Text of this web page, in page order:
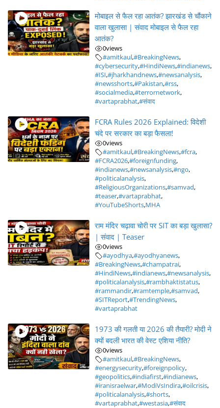
मोबाइल से फैल रहा आतंक? झारखंड से चौंकाने
वाला खुलासा | संवाद मोबाइल से फैल रहा
आतंक?
0views
#amitkaul,#BreakingNews,
#cybersecurity,#HindiNews,#indianews,
#ISI,#jharkhandnews,#newsanalysis,
#newsshorts,#Pakistan,#rss,
#socialmedia,#terrornetwork,
#vartaprabhat,#संवाद
FCRA Rules 2026 Explained: विदेशी
चंदे पर सरकार का बड़ा फैसला!
0views
#amitkaul,#BreakingNews,#fcra,
#FCRA2026,#foreignfunding,
#indianews,#newsanalysis,#ngo,
#politicalanalysis,
#ReligiousOrganizations,#samvad,
#teaser,#vartaprabhat,
#YouTubeShorts,MHA
राम मंदिर चढ़ावा चोरी पर SIT का बड़ा खुलासा?
| संवाद | Teaser
0views
#ayodhya,#ayodhyanews,
#BreakingNews,#champatrai,
#HindiNews,#indianews,#newsanalysis,
#politicalanalysis,#rambhaktistatus,
#rammandir,#ramtemple,#samvad,
#SITReport,#TrendingNews,
#vartaprabhat
1973 की गलती या 2026 की तैयारी? मोदी ने
क्यों बदली भारत की वेस्ट एशिया नीति?
0views
#amitkaul,#BreakingNews,
#energysecurity,#foreignpolicy,
#geopolitics,#indiafirst,#indianews,
#iranisraelwar,#ModiVsIndira,#oilcrisis,
#politicalanalysis,#shorts,
#vartaprabhat,#westasia,#संवाद